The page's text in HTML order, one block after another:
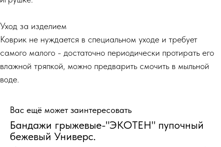
Уход за изделием
Коврик не нуждается в специальном уходе и требует
самого малого - достаточно периодически протирать его
влажной тряпкой, можно предварить смочить в мыльной
воде.
Вас ещё может заинтересовать
Бандажи грыжевые-"ЭКОТЕН" пупочный
бежевый Универс.